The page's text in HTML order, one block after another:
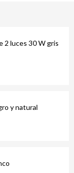
2 luces 30 W gris
y natural